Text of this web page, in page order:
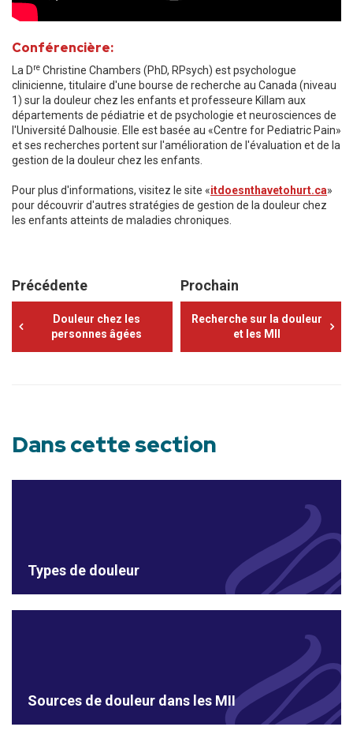
Conférencière:
La Dre Christine Chambers (PhD, RPsych) est psychologue
clinicienne, titulaire d'une bourse de recherche au Canada (niveau
1) sur la douleur chez les enfants et professeure Killam aux
départements de pédiatrie et de psychologie et neurosciences de
l'Université Dalhousie. Elle est basée au «Centre for Pediatric Pain»
et ses recherches portent sur l'amélioration de l'évaluation et de la
gestion de la douleur chez les enfants.
Pour plus d'informations, visitez le site «itdoesnthavetohurt.ca»
pour découvrir d'autres stratégies de gestion de la douleur chez
les enfants atteints de maladies chroniques.
Précédente
Douleur chez les
personnes âgées
Prochain
Recherche sur la douleur
et les MII
Dans cette section
Types de douleur
Sources de douleur dans les MII